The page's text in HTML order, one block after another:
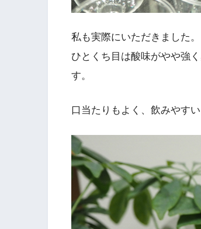
私も実際にいただきました。
ひとくち目は酸味がやや強
す。
口当たりもよく、飲みやすい